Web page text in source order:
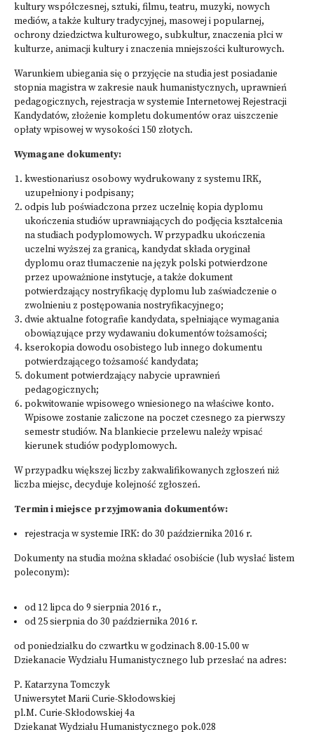
kultury współczesnej, sztuki, filmu, teatru, muzyki, nowych
mediów, a także kultury tradycyjnej, masowej i popularnej,
ochrony dziedzictwa kulturowego, subkultur, znaczenia płci w
kulturze, animacji kultury i znaczenia mniejszości kulturowych.
Warunkiem ubiegania się o przyjęcie na studia jest posiadanie
stopnia magistra w zakresie nauk humanistycznych, uprawnień
pedagogicznych, rejestracja w systemie Internetowej Rejestracji
Kandydatów, złożenie kompletu dokumentów oraz uiszczenie
opłaty wpisowej w wysokości 150 złotych.
Wymagane dokumenty:
kwestionariusz osobowy wydrukowany z systemu IRK,
uzupełniony i podpisany;
odpis lub poświadczona przez uczelnię kopia dyplomu
ukończenia studiów uprawniających do podjęcia kształcenia
na studiach podyplomowych. W przypadku ukończenia
uczelni wyższej za granicą, kandydat składa oryginał
dyplomu oraz tłumaczenie na język polski potwierdzone
przez upoważnione instytucje, a także dokument
potwierdzający nostryfikację dyplomu lub zaświadczenie o
zwolnieniu z postępowania nostryfikacyjnego;
dwie aktualne fotografie kandydata, spełniające wymagania
obowiązujące przy wydawaniu dokumentów tożsamości;
kserokopia dowodu osobistego lub innego dokumentu
potwierdzającego tożsamość kandydata;
dokument potwierdzający nabycie uprawnień
pedagogicznych;
pokwitowanie wpisowego wniesionego na właściwe konto.
Wpisowe zostanie zaliczone na poczet czesnego za pierwszy
semestr studiów. Na blankiecie przelewu należy wpisać
kierunek studiów podyplomowych.
W przypadku większej liczby zakwalifikowanych zgłoszeń niż
liczba miejsc, decyduje kolejność zgłoszeń.
Termin i miejsce przyjmowania dokumentów:
rejestracja w systemie IRK: do 30 października 2016 r.
Dokumenty na studia można składać osobiście (lub wysłać listem
poleconym):
od 12 lipca do 9 sierpnia 2016 r.,
od 25 sierpnia do 30 października 2016 r.
od poniedziałku do czwartku w godzinach 8.00-15.00 w
Dziekanacie Wydziału Humanistycznego lub przesłać na adres:
P. Katarzyna Tomczyk
Uniwersytet Marii Curie-Skłodowskiej
pl.M. Curie-Skłodowskiej 4a
Dziekanat Wydziału Humanistycznego pok.028